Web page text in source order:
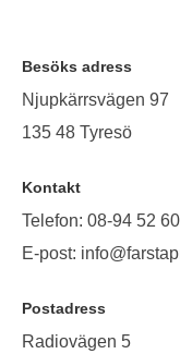
Besöks adress
Njupkärrsvägen 97
135 48 Tyresö
Kontakt
Telefon: 08-94 52 60
E-post:
Postadress
Radiovägen 5